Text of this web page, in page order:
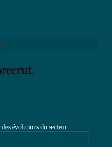
évolutions du secteur